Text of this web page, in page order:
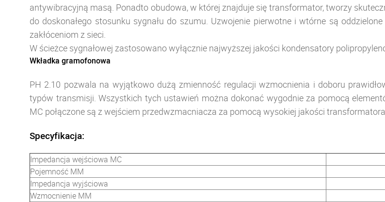
antywibracyjną masą. Ponadto obudowa, w której znajduje się transformator, tworzy
do doskonałego stosunku sygnału do szumu. Uzwojenie pierwotne i wtórne są
zakłóceniom z sieci.
W ścieżce sygnałowej zastosowano wyłącznie najwyższej jakości kondensatory
Wkładka gramofonowa
PH 2.10 pozwala na wyjątkowo dużą zmienność regulacji wzmocnienia i doboru
typów transmisji. Wszystkich tych ustawień można dokonać wygodnie za pomocą
MC połączone są z wejściem przedwzmacniacza za pomocą wysokiej jakości transformatora
Specyfikacja:
Impedancja wejściowa MC
Pojemność MM
Impedancja wyjściowa
Wzmocnienie MM